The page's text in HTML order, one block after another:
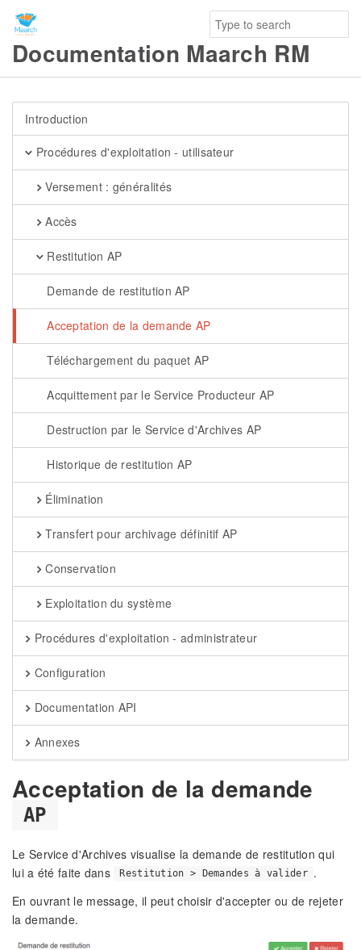
Documentation Maarch RM
Introduction
Procédures d'exploitation - utilisateur
Versement : généralités
Accès
Restitution AP
Demande de restitution AP
Acceptation de la demande AP
Téléchargement du paquet AP
Acquittement par le Service Producteur AP
Destruction par le Service d'Archives AP
Historique de restitution AP
Élimination
Transfert pour archivage définitif AP
Conservation
Exploitation du système
Procédures d'exploitation - administrateur
Configuration
Documentation API
Annexes
Acceptation de la demande
AP
Le Service d'Archives visualise la demande de restitution qui
lui a été faite dans
Restitution > Demandes à valider .
En ouvrant le message, il peut choisir d'accepter ou de rejeter
la demande.